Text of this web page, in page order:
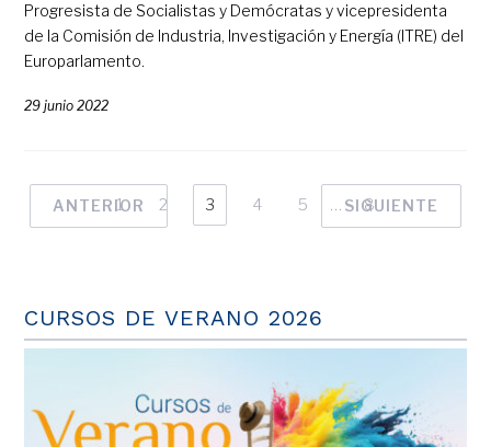
Progresista de Socialistas y Demócratas y vicepresidenta
de la Comisión de Industria, Investigación y Energía (ITRE) del
Europarlamento.
29 junio 2022
ANTERIOR
1 2 3 4 5 8
SIGUIENTE
CURSOS DE VERANO 2026